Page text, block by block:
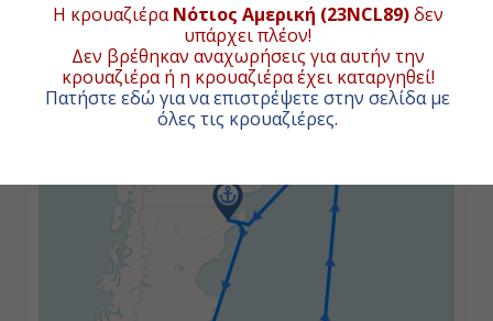
Η κρουαζιέραΝότιος Αμερική (23NCL89)δεν
υπάρχει πλέον!
Δεν βρέθηκαν αναχωρήσεις για αυτήν την
κρουαζιέρα ή η κρουαζιέρα έχει καταργηθεί!
Πατήστε εδώ για να επιστρέψετε στην σελίδα με
όλες τις κρουαζιέρες.
Εν Πλω
-
-
Ημέρα 4η
Πουέρτο Μαντρίν, Αργεντινή
ΧΑΡΤΗΣ ΚΡΟΥΑΖΙΕΡΑΣ
+